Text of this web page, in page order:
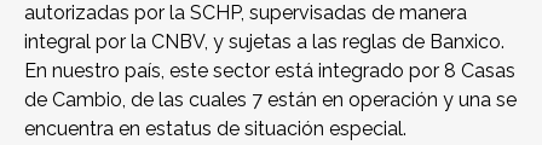
autorizadas por la SCHP, supervisadas de manera
integral por la CNBV, y sujetas a las reglas de Banxico.
En nuestro país, este sector está integrado por 8 Casas
de Cambio, de las cuales 7 están en operación y una se
encuentra en estatus de situación especial.